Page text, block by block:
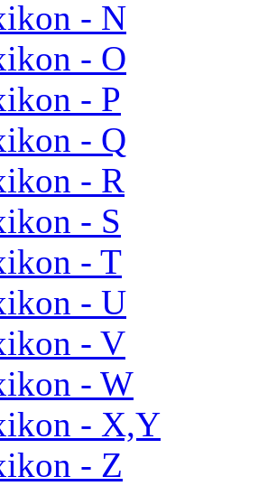
- N
- O
- P
- Q
- R
- S
- T
- U
- V
- W
- X,Y
- Z